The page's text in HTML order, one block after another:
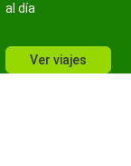
al día
Ver viajes